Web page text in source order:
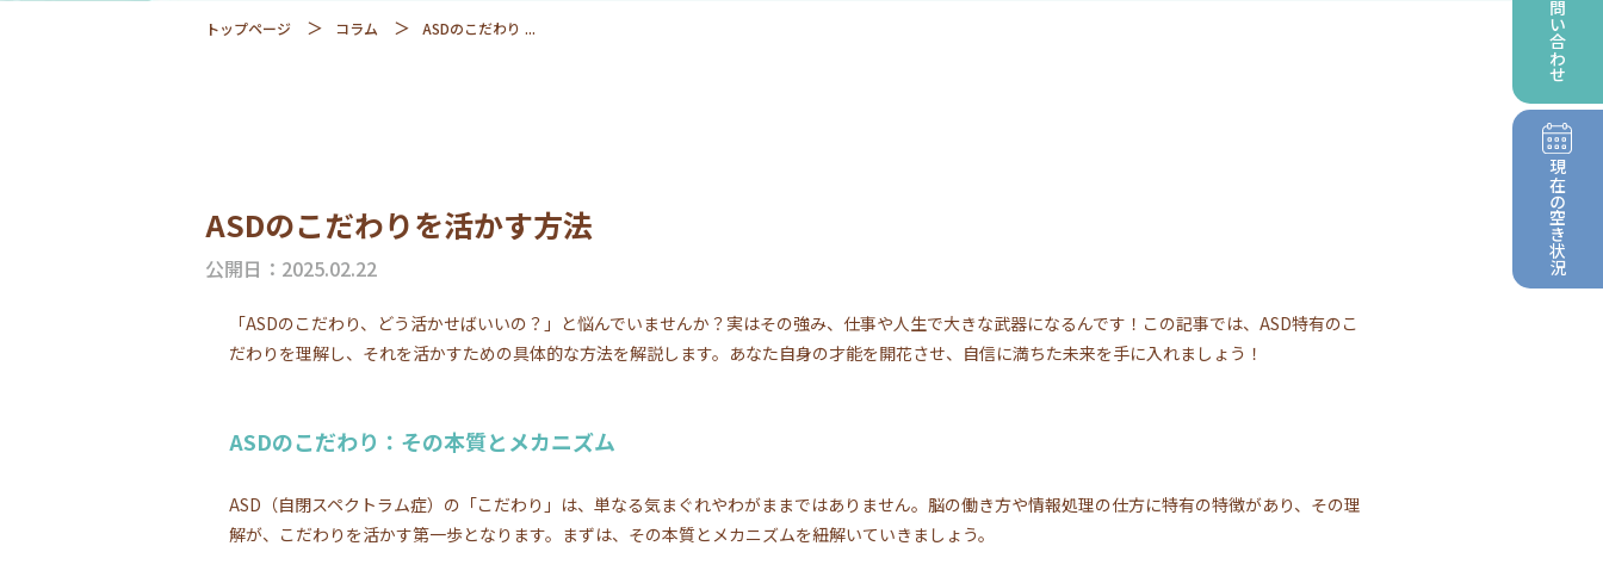
トップページ コラム ASDのこだわり ...
ASDのこだわりを活かす方法
公開日：2025.02.22
「ASDのこだわり、どう活かせばいいの？」と悩んでいませんか？実はその強み、仕事や人生で大きな武器になるんです！この記事では、ASD特有のこ
だわりを理解し、それを活かすための具体的な方法を解説します。あなた自身の才能を開花させ、自信に満ちた未来を手に入れましょう！
ASDのこだわり：その本質とメカニズム
ASD（自閉スペクトラム症）の「こだわり」は、単なる気まぐれやわがままではありません。脳の働き方や情報処理の仕方に特有の特徴があり、その理
解が、こだわりを活かす第一歩となります。まずは、その本質とメカニズムを紐解いていきましょう。
お問い合わせ
現在の
空き状況